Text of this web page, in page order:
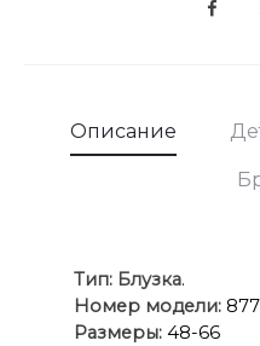
Описание
Тип: Блузка.
Номер модели: 877
Размеры: 48-66